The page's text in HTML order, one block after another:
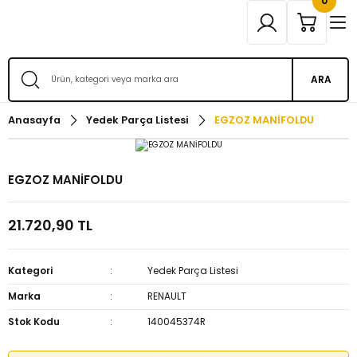
ARA
Anasayfa Yedek Parça Listesi EGZOZ MANİFOLDU
EGZOZ MANİFOLDU
21.720,90 TL
Kategori
Yedek Parça Listesi
Marka
RENAULT
Stok Kodu
140045374R